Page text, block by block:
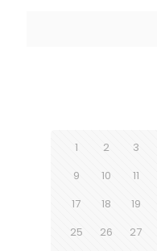
1 2 3
9
10 11
17
18 19
25
26 27